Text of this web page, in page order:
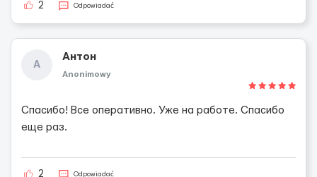
2 Odpowiadać
А
Антон
Anonimowy
Спасибо! Все оперативно. Уже на работе. Спасибо
еще раз.
2 Odpowiadać